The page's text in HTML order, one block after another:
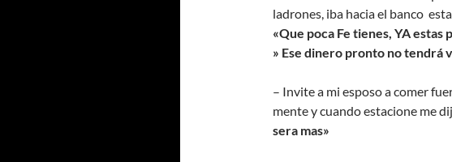
ladrones, iba hacia el banco
«Que poca Fe tienes, YA estas
» Ese dinero pronto no tendrá
– Invite a mi esposo a comer
mente y cuando estacione me
sera mas»